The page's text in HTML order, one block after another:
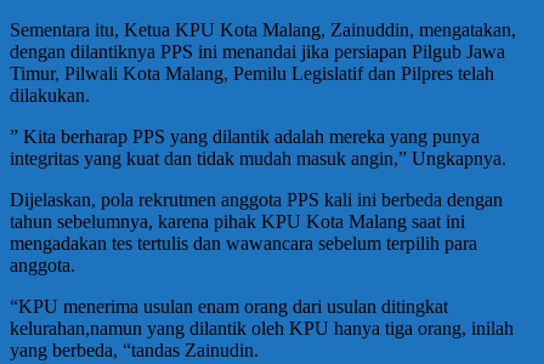
Sementara itu, Ketua KPU Kota Malang, Zainuddin, mengatakan,
dengan dilantiknya PPS ini menandai jika persiapan Pilgub Jawa
Timur, Pilwali Kota Malang, Pemilu Legislatif dan Pilpres telah
dilakukan.
” Kita berharap PPS yang dilantik adalah mereka yang punya
integritas yang kuat dan tidak mudah masuk angin,” Ungkapnya.
Dijelaskan, pola rekrutmen anggota PPS kali ini berbeda dengan
tahun sebelumnya, karena pihak KPU Kota Malang saat ini
mengadakan tes tertulis dan wawancara sebelum terpilih para
anggota.
“KPU menerima usulan enam orang dari usulan ditingkat
kelurahan,namun yang dilantik oleh KPU hanya tiga orang, inilah
yang berbeda, “tandas Zainudin.